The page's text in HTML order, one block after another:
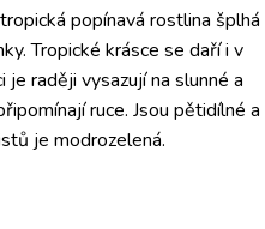
popínavá rostlina šplhá
Tropické krásce se daří i v
je raději vysazují na slunné a
ruce. Jsou pětidílné a
je modrozelená.